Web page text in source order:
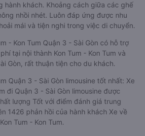
hành khách. Khoảng cách giữa các ghế
nhồi nhét. Luôn đáp ứng được nhu
mái và tiện nghi trong việc di chuyển.
- Kon Tum Quận 3 - Sài Gòn có hỗ trợ
tại nội thành Kon Tum - Kon Tum và
Gòn, rất thuận tiện cho du khách.
Quận 3 - Sài Gòn limousine tốt nhất: Xe
đi Quận 3 - Sài Gòn limousine được
lượng Tốt với điểm đánh giá trung
1426 phản hồi của hành khách Xe về
Tum - Kon Tum.